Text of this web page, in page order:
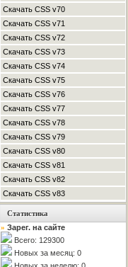
Скачать CSS v70
Скачать CSS v71
Скачать CSS v72
Скачать CSS v73
Скачать CSS v74
Скачать CSS v75
Скачать CSS v76
Скачать CSS v77
Скачать CSS v78
Скачать CSS v79
Скачать CSS v80
Скачать CSS v81
Скачать CSS v82
Скачать CSS v83
Статистика
» Зарег. на сайте
Всего: 129300
Новых за месяц: 0